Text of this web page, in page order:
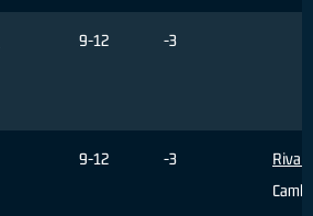
9-12 -3
9-12 -3
Rivali